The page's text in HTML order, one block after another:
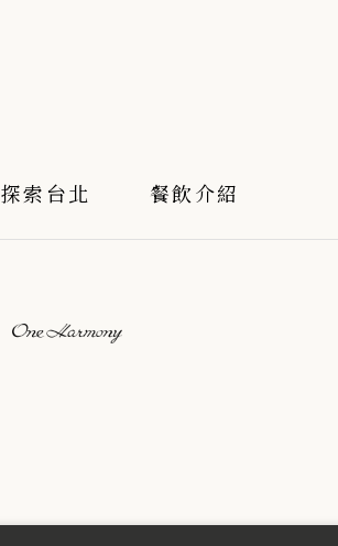
探索台北 餐飲介紹